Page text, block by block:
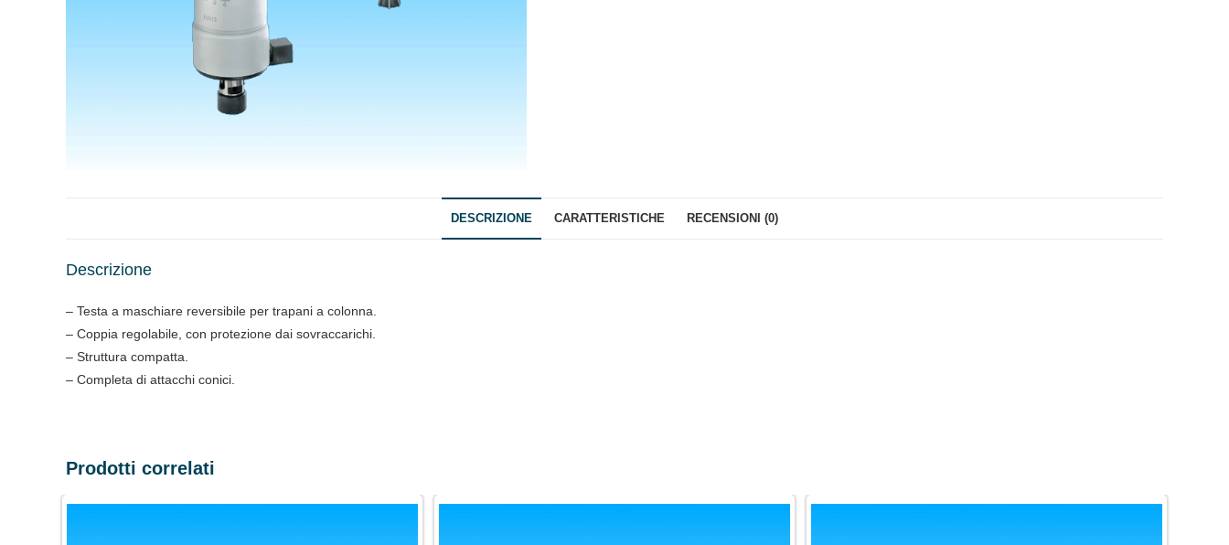
DESCRIZIONE CARATTERISTICHE RECENSIONI (0)
Descrizione
– Testa a maschiare reversibile per trapani a colonna.
– Coppia regolabile, con protezione dai sovraccarichi.
– Struttura compatta.
– Completa di attacchi conici.
Prodotti correlati